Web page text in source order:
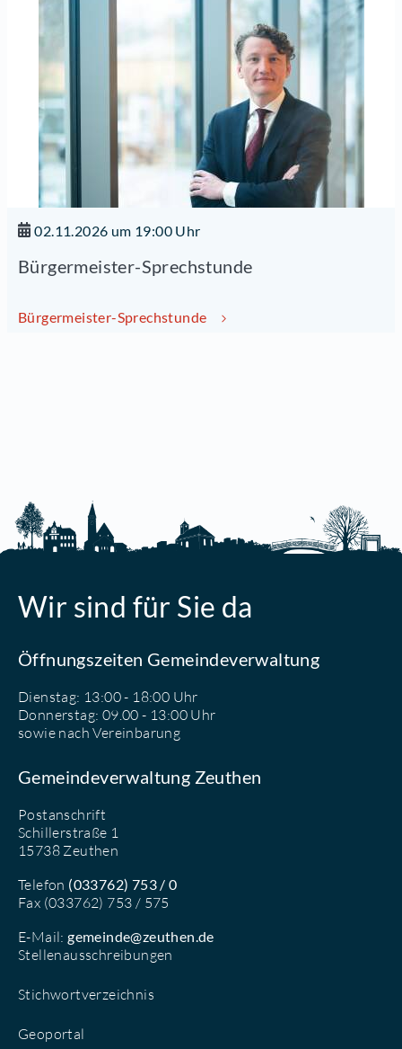
02.11.2026 um 19:00 Uhr
Bürgermeister-Sprechstunde
Bürgermeister-Sprechstunde
Wir sind für Sie da
Öffnungszeiten Gemeindeverwaltung
Dienstag: 13:00 - 18:00 Uhr
Donnerstag: 09.00 - 13:00 Uhr
sowie nach Vereinbarung
Gemeindeverwaltung Zeuthen
Postanschrift
Schillerstraße 1
15738 Zeuthen
Telefon (033762) 753 / 0
Fax (033762) 753 / 575
E-Mail:gemeinde@zeuthen.de
Stellenausschreibungen
Stichwortverzeichnis
Geoportal